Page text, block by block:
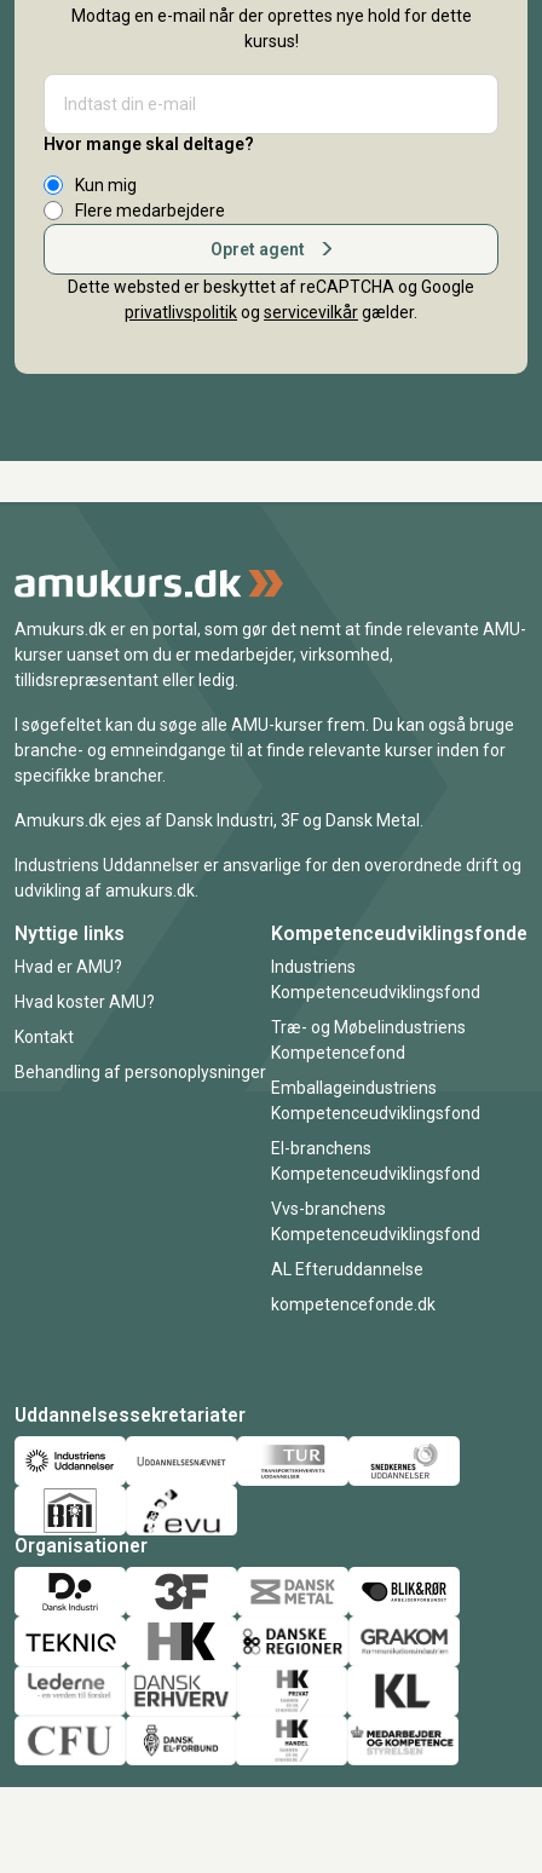
Modtag en e-mail når der oprettes nye hold for dette
kursus!
Hvor mange skal deltage?
Kun mig
Flere medarbejdere
Opret agent
Dette websted er beskyttet af reCAPTCHA og Google
privatlivspolitikog servicevilkårgælder.
Amukurs.dk er en portal, som gør det nemt at finde relevante AMU-
kurser uanset om du er medarbejder, virksomhed,
tillidsrepræsentant eller ledig.
I søgefeltet kan du søge alle AMU-kurser frem. Du kan også bruge
branche- og emneindgange til at finde relevante kurser inden for
specifikke brancher.
Amukurs.dk ejes af Dansk Industri, 3F og Dansk Metal.
Industriens Uddannelser er ansvarlige for den overordnede drift og
udvikling af amukurs.dk.
Nyttige links
Hvad er AMU?
Hvad koster AMU?
Kontakt
Behandling af personoplysninger
Kompetenceudviklingsfonde
Industriens
Kompetenceudviklingsfond
Træ- og Møbelindustriens
Kompetencefond
Emballageindustriens
Kompetenceudviklingsfond
El-branchens
Kompetenceudviklingsfond
Vvs-branchens
Kompetenceudviklingsfond
AL Efteruddannelse
kompetencefonde.dk
Uddannelsessekretariater
Organisationer